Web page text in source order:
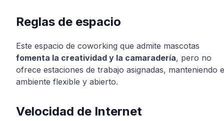
Reglas de espacio
Este espacio de coworking que admite mascotas
fomenta la creatividad y la camaradería, pero no
ofrece estaciones de trabajo asignadas, manteniendo
ambiente flexible y abierto.
Velocidad de Internet